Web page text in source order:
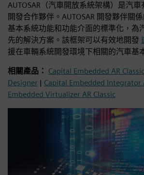
AUTOSAR（汽車開放系統架構）是汽
開發合作夥伴。AUTOSAR 開發夥伴關
基本系統功能和功能介面的標準化，為
先的解決方案。該框架可以有效地開發
援在車輛系統開發環境下相關的汽車基
相關產品： Capital Embedded AR Classic
Designer | Capital Embedded Integrator
Embedded Virtualizer AR Classic